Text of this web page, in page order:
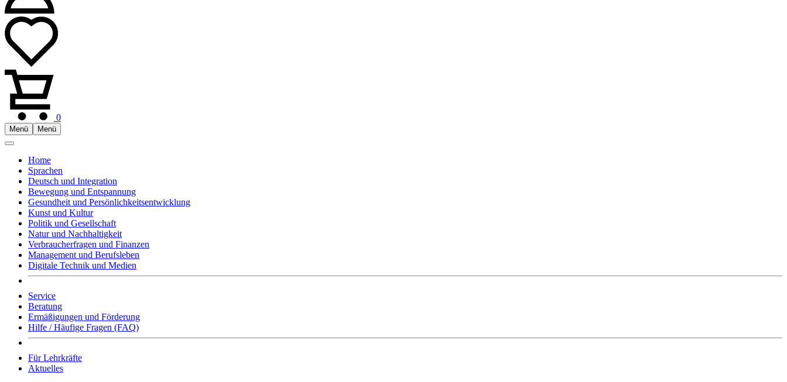
0
Menü Menü
Home
Sprachen
Deutsch und Integration
Bewegung und Entspannung
Gesundheit und Persönlichkeitsentwicklung
Kunst und Kultur
Politik und Gesellschaft
Natur und Nachhaltigkeit
Verbraucherfragen und Finanzen
Management und Berufsleben
Digitale Technik und Medien
Service
Beratung
Ermäßigungen und Förderung
Hilfe / Häufige Fragen (FAQ)
Für Lehrkräfte
Aktuelles